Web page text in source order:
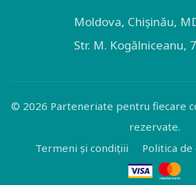
Moldova, Chişinău,
Str. M. Kogălniceanu,
© 2026 Parteneriate pentru fiecare
rezervate.
Termeni și condițiii
Politica